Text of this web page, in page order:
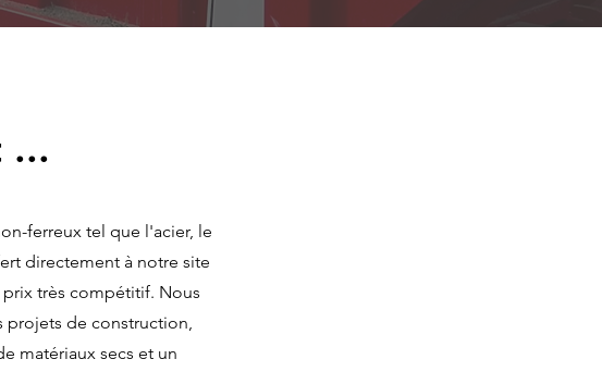
...
ferreux tel que l'acier, le
directement à notre site
très compétitif. Nous
projets de construction,
matériaux secs et un